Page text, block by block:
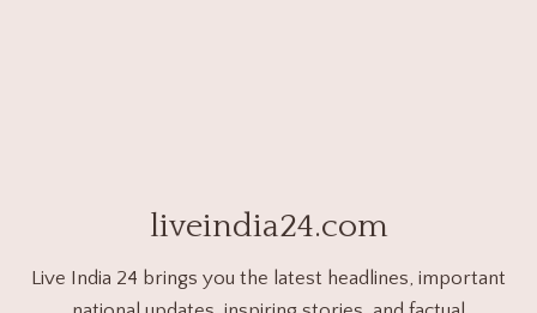
liveindia24.com
Live India 24 brings you the latest headlines, important